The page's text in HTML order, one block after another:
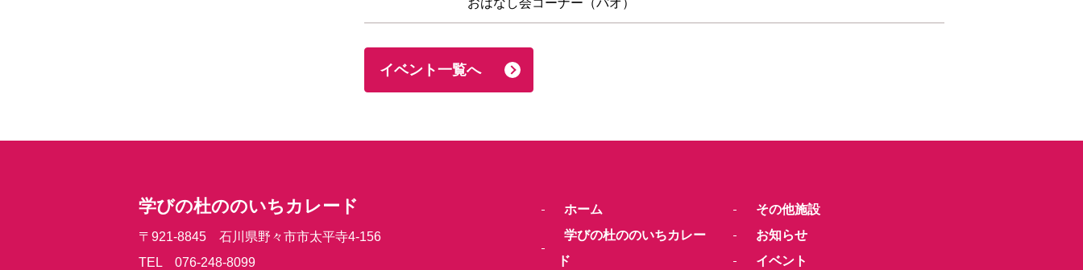
おはなし会コーナー（パオ）
イベント一覧へ
学びの杜ののいちカレード
〒921-8845 石川県野々市市太平寺4-156
TEL 076-248-8099
ホーム
学びの杜ののいちカレー
ド
その他施設
お知らせ
イベント